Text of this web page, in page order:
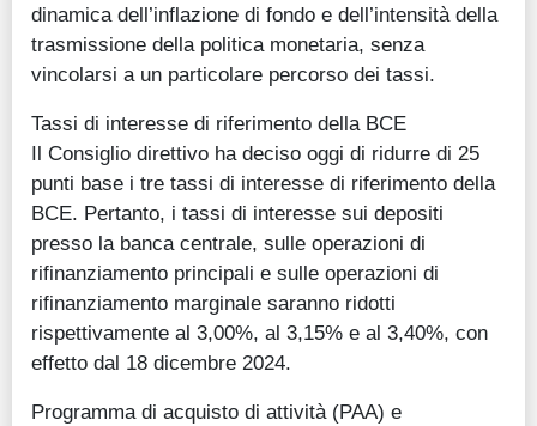
dinamica dell’inflazione di fondo e dell’intensità della
trasmissione della politica monetaria, senza
vincolarsi a un particolare percorso dei tassi.
Tassi di interesse di riferimento della BCE
Il Consiglio direttivo ha deciso oggi di ridurre di 25
punti base i tre tassi di interesse di riferimento della
BCE. Pertanto, i tassi di interesse sui depositi
presso la banca centrale, sulle operazioni di
rifinanziamento principali e sulle operazioni di
rifinanziamento marginale saranno ridotti
rispettivamente al 3,00%, al 3,15% e al 3,40%, con
effetto dal 18 dicembre 2024.
Programma di acquisto di attività (PAA) e